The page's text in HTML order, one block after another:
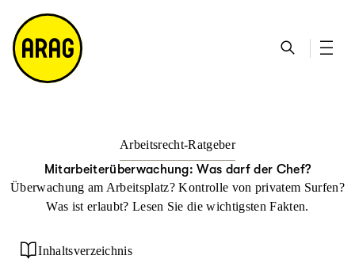
h
e
ta
k
ts
ei
te
e
m
a
p
Arbeitsrecht-Ratgeber
Mitarbeiterüberwachung: Was darf der Chef?
Überwachung am Arbeitsplatz? Kontrolle von privatem Surfen?
Was ist erlaubt? Lesen Sie die wichtigsten Fakten.
Inhaltsverzeichnis